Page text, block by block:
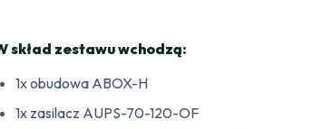
skład zestawu wchodzą:
1x obudowa ABOX-H
1x zasilacz AUPS-70-120-OF